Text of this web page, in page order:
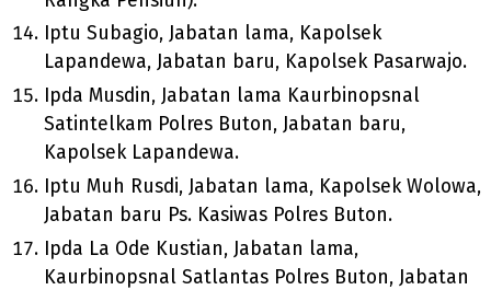
Iptu Subagio, Jabatan lama, Kapolsek
Lapandewa, Jabatan baru, Kapolsek Pasarwajo.
Ipda Musdin, Jabatan lama Kaurbinopsnal
Satintelkam Polres Buton, Jabatan baru,
Kapolsek Lapandewa.
Iptu Muh Rusdi, Jabatan lama, Kapolsek Wolowa,
Jabatan baru Ps. Kasiwas Polres Buton.
Ipda La Ode Kustian, Jabatan lama,
Kaurbinopsnal Satlantas Polres Buton, Jabatan